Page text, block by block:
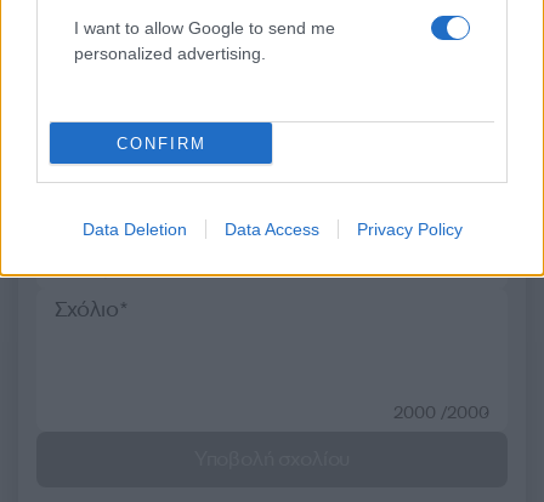
I want to allow Google to send me
personalized advertising.
CONFIRM
Data Deletion Data Access Privacy Policy
Σχόλια
Σχολίασε εδώ
50 /50
2000 /2000